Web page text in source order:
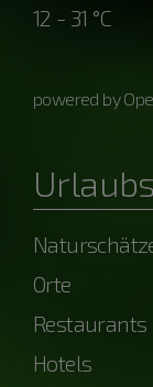
12 - 31 °C
powered by
Orte
Restaurants
Hotels